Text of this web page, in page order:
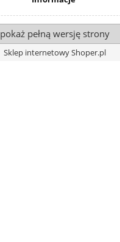
pokaż pełną wersję strony
Sklep internetowy Shoper.pl